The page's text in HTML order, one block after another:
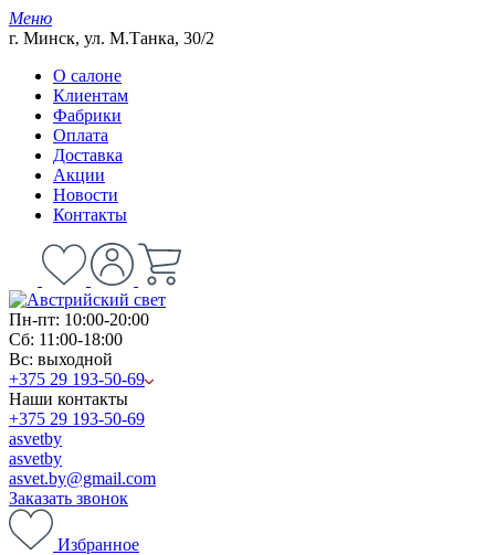
Меню
г. Минск, ул. М.Танка, 30/2
О салоне
Клиентам
Фабрики
Оплата
Доставка
Акции
Новости
Контакты
Пн-пт: 10:00-20:00
Сб: 11:00-18:00
Вс: выходной
+375 29 193-50-69
Наши контакты
+375 29 193-50-69
asvetby
asvetby
asvet.by@gmail.com
Заказать звонок
Избранное